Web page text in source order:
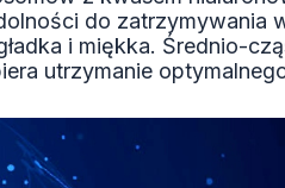
do zatrzymywania
i miękka. Średnio-
utrzymanie